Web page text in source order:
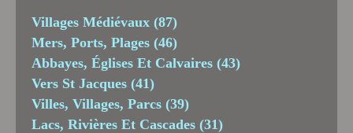
Villages Médiévaux (87)
Mers, Ports, Plages (46)
Abbayes, Églises Et Calvaires (43)
Vers St Jacques (41)
Villes, Villages, Parcs (39)
Lacs, Rivières Et Cascades (31)